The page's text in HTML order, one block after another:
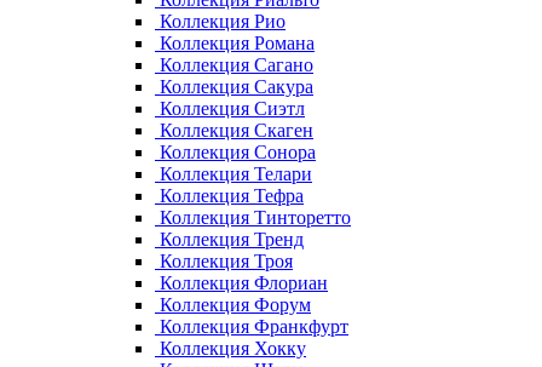
Коллекция Рио
Коллекция Романа
Коллекция Сагано
Коллекция Сакура
Коллекция Сиэтл
Коллекция Скаген
Коллекция Сонора
Коллекция Телари
Коллекция Тефра
Коллекция Тинторетто
Коллекция Тренд
Коллекция Троя
Коллекция Флориан
Коллекция Форум
Коллекция Франкфурт
Коллекция Хокку